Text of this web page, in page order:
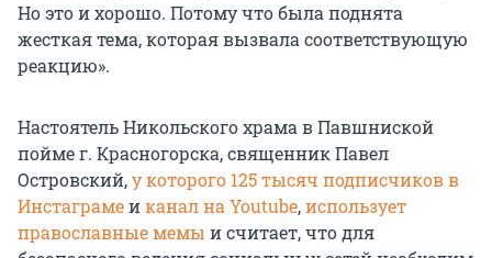
Но это и хорошо. Потому что была поднята
жесткая тема, которая вызвала соответствующую
реакцию».
Настоятель Никольского храма в Павшниской
пойме г. Красногорска, священник Павел
Островский,у которого 125 тысяч подписчиков в
Инстаграмеиканал на Youtube,использует
православные мемы и считает, что для